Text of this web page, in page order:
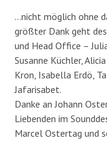
…nicht möglich ohne
größter Dank geht
und Head Office –
Susanne Küchler,
Kron, Isabella Erdö,
Jafarisabet.
Danke an Johann
Liebenden im
Marcel Ostertag und